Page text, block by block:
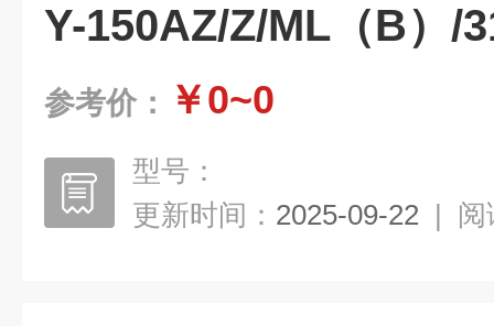
Y-150AZ/Z/ML（B）/
参考价： ￥0~0
型号：
更新时间： 2025-09-22 | 阅